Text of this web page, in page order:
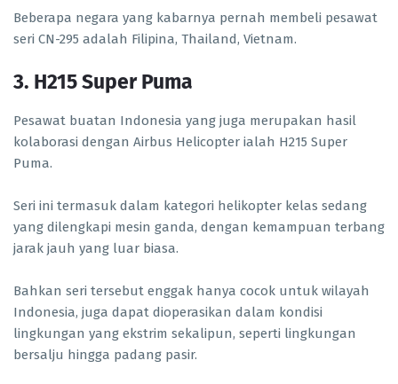
Beberapa negara yang kabarnya pernah membeli pesawat
seri CN-295 adalah Filipina, Thailand, Vietnam.
3. H215 Super Puma
Pesawat buatan Indonesia yang juga merupakan hasil
kolaborasi dengan Airbus Helicopter ialah H215 Super
Puma.
Seri ini termasuk dalam kategori helikopter kelas sedang
yang dilengkapi mesin ganda, dengan kemampuan terbang
jarak jauh yang luar biasa.
Bahkan seri tersebut enggak hanya cocok untuk wilayah
Indonesia, juga dapat dioperasikan dalam kondisi
lingkungan yang ekstrim sekalipun, seperti lingkungan
bersalju hingga padang pasir.